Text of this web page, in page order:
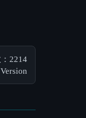
2214